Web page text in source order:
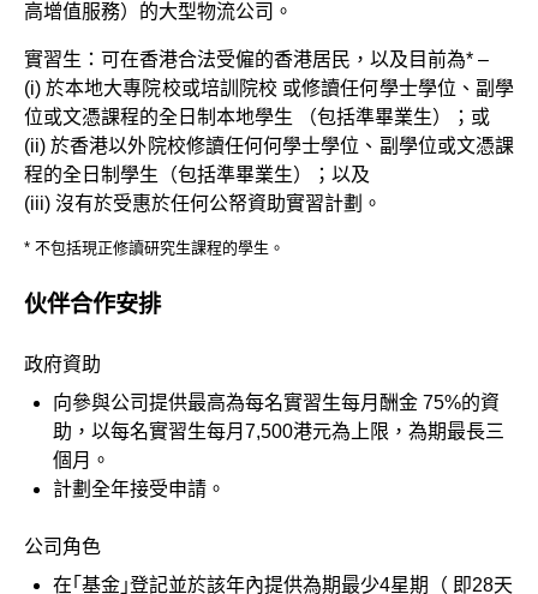
高增值服務）的大型物流公司。
實習生：可在香港合法受僱的香港居民，以及目前為* –
(i) 於本地大專院校或培訓院校 或修讀任何學士學位、副學
位或文憑課程的全日制本地學生 （包括準畢業生）；或
(ii) 於香港以外院校修讀任何何學士學位、副學位或文憑課
程的全日制學生（包括準畢業生）；以及
(iii) 沒有於受惠於任何公帑資助實習計劃。
* 不包括現正修讀研究生課程的學生。
伙伴合作安排
政府資助
向參與公司提供最高為每名實習生每月酬金 75%的資
助，以每名實習生每月7,500港元為上限，為期最長三
個月。
計劃全年接受申請。
公司角色
在｢基金｣登記並於該年內提供為期最少4星期（ 即28天